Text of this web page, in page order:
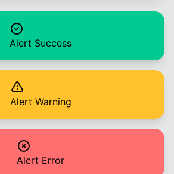
Alert Success
Alert Warning
Alert Error